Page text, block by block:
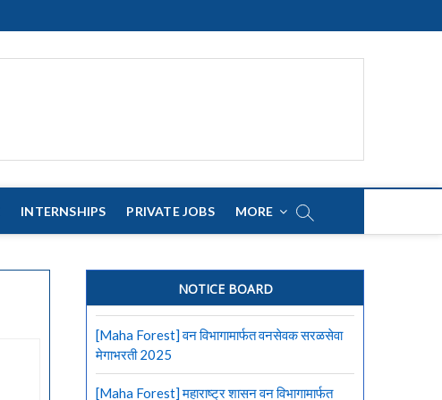
INTERNSHIPS PRIVATE JOBS MORE
NOTICE BOARD
[Maha Forest] वन विभागामार्फत वनसेवक सरळसेवा
मेगाभरती 2025
[Maha Forest] महाराष्ट्र शासन वन विभागामार्फत